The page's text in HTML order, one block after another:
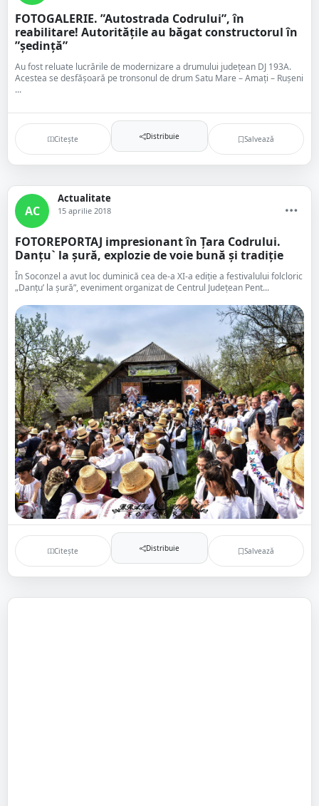
FOTOGALERIE. ”Autostrada Codrului”, în
reabilitare! Autoritățile au băgat constructorul în
”ședință”
Au fost reluate lucrările de modernizare a drumului județean DJ 193A.
Acestea se desfășoară pe tronsonul de drum Satu Mare – Amați – Rușeni
...
Citește Distribuie Salvează
AC
Actualitate
15 aprilie 2018
FOTOREPORTAJ impresionant în Țara Codrului.
Danțu` la șură, explozie de voie bună și tradiție
În Soconzel a avut loc duminică cea de-a XI-a ediție a festivalului folcloric
„Danțu’ la șură”, eveniment organizat de Centrul Judeţean Pent...
Citește Distribuie Salvează